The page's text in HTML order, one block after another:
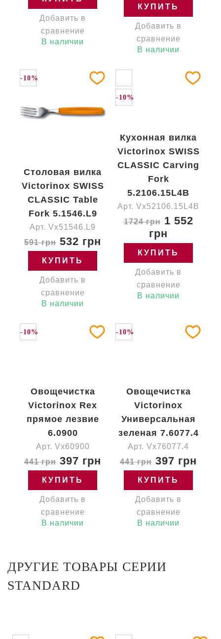
Добавить в
сравнение
В наличии
КУПИТЬ
Добавить в
сравнение
В наличии
-10%
Столовая вилка
Victorinox SWISS
CLASSIC Table
Fork 5.1546.L9
Арт. Vx51546.L9
591 грн 532 грн
КУПИТЬ
Добавить в
сравнение
В наличии
-10%
Кухонная вилка
Victorinox SWISS
CLASSIC Carving
Fork
5.2106.15L4B
Арт. Vx52106.15L4B
1724 грн1 552
грн
КУПИТЬ
Добавить в
сравнение
В наличии
-10%
Овощечистка
Victorinox Rex
прямое лезвие
6.0900
Арт. Vx60900
441 грн 397 грн
КУПИТЬ
Добавить в
сравнение
В наличии
-10%
Овощечистка
Victorinox
Универсальная
зеленая 7.6077.4
Арт. Vx76077.4
441 грн 397 грн
КУПИТЬ
Добавить в
сравнение
В наличии
ДРУГИЕ ТОВАРЫ СЕРИИ
STANDARD